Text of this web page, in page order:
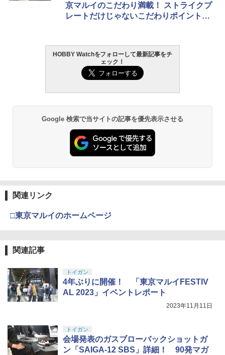
京マルイのこだわり満載！ ストライクプ
レートだけじゃないこだわりポイント紹
HOBBY Watchをフォローして最新記事をチ
ェック！
Google 検索で当サイトの記事を優先表示させる
関連リンク
□東京マルイのホームページ
関連記事
トイガン
4年ぶりに開催！ 「東京マルイFESTIV
AL 2023」イベントレポート
2023年11月11日
トイガン
会場発表のガスブローバックショットガ
ン「SAIGA-12 SBS」詳細！ 90発マガ